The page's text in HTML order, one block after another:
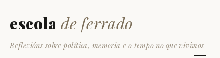
escola de ferrado
Reflexións sobre política, memoria e o tempo no que vivimos